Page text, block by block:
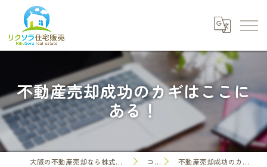
不動産売却成功のカギはここに
ある！
大阪の不動産売却なら株式会社リクソラ住宅販売 コラム 不動産売却成功のカギはここにある！